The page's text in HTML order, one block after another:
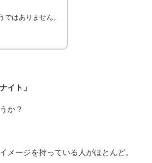
ではありません。
イト」
か？
メージを持っている人がほとんど。